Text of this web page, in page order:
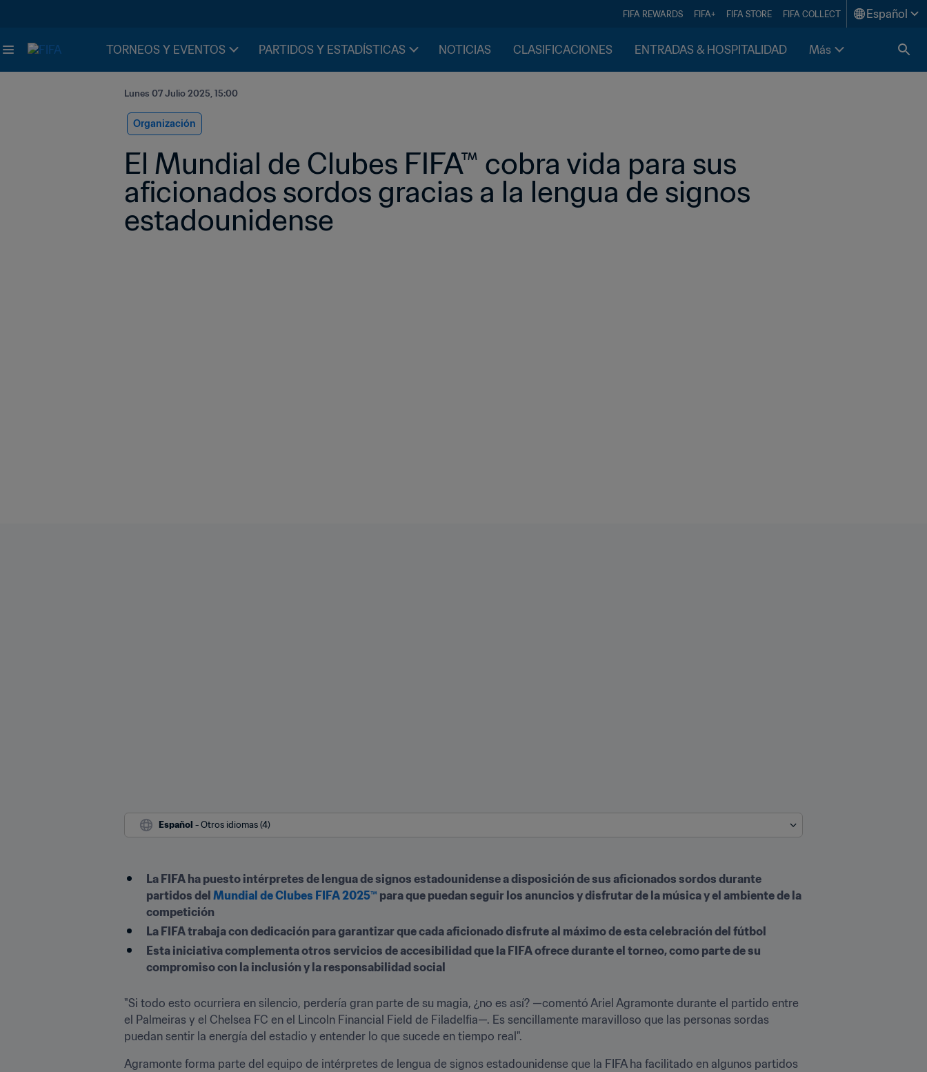
FIFA REWARDS FIFA+ FIFA STORE FIFA COLLECT Español
TORNEOS Y EVENTOS PARTIDOS Y ESTADÍSTICAS NOTICIAS CLASIFICACIONES ENTRADAS & HOSPITALIDAD Más
Lunes 07 Julio 2025, 15:00
Organización
El Mundial de Clubes FIFA™ cobra vida para sus
aficionados sordos gracias a la lengua de signos
estadounidense
Español - Otros idiomas (4)
La FIFA ha puesto intérpretes de lengua de signos estadounidense a disposición de sus aficionados sordos durante
partidos del Mundial de Clubes FIFA 2025™ para que puedan seguir los anuncios y disfrutar de la música y el ambiente de la
competición
La FIFA trabaja con dedicación para garantizar que cada aficionado disfrute al máximo de esta celebración del fútbol
Esta iniciativa complementa otros servicios de accesibilidad que la FIFA ofrece durante el torneo, como parte de su
compromiso con la inclusión y la responsabilidad social
"Si todo esto ocurriera en silencio, perdería gran parte de su magia, ¿no es así? —comentó Ariel Agramonte durante el partido entre
el Palmeiras y el Chelsea FC en el Lincoln Financial Field de Filadelfia—. Es sencillamente maravilloso que las personas sordas
puedan sentir la energía del estadio y entender lo que sucede en tiempo real".
Agramonte forma parte del equipo de intérpretes de lengua de signos estadounidense que la FIFA ha facilitado en algunos partidos